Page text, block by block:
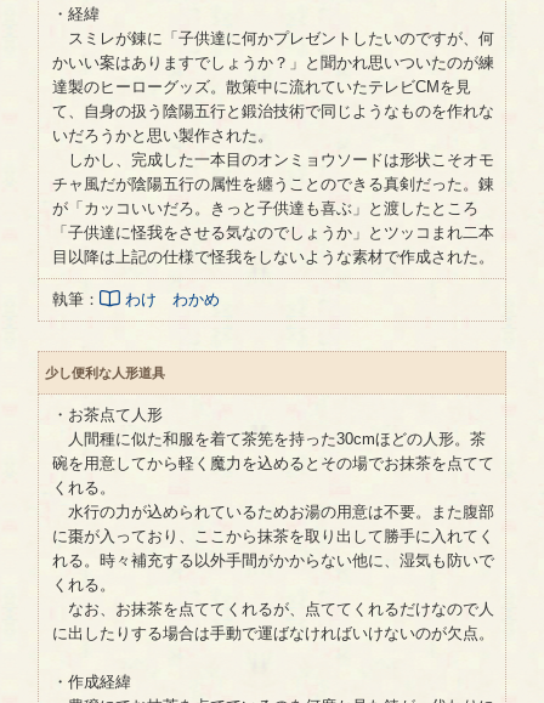
・経緯
スミレが錬に「子供達に何かプレゼントしたいのですが、何
かいい案はありますでしょうか？」と聞かれ思いついたのが練
達製のヒーローグッズ。散策中に流れていたテレビCMを見
て、自身の扱う陰陽五行と鍛治技術で同じようなものを作れな
いだろうかと思い製作された。
しかし、完成した一本目のオンミョウソードは形状こそオモ
チャ風だが陰陽五行の属性を纏うことのできる真剣だった。錬
が「カッコいいだろ。きっと子供達も喜ぶ」と渡したところ
「子供達に怪我をさせる気なのでしょうか」とツッコまれ二本
目以降は上記の仕様で怪我をしないような素材で作成された。
執筆： わけ わかめ
少し便利な人形道具
・お茶点て人形
人間種に似た和服を着て茶筅を持った30cmほどの人形。茶
碗を用意してから軽く魔力を込めるとその場でお抹茶を点てて
くれる。
水行の力が込められているためお湯の用意は不要。また腹部
に棗が入っており、ここから抹茶を取り出して勝手に入れてく
れる。時々補充する以外手間がかからない他に、湿気も防いで
くれる。
なお、お抹茶を点ててくれるが、点ててくれるだけなので人
に出したりする場合は手動で運ばなければいけないのが欠点。
・作成経緯